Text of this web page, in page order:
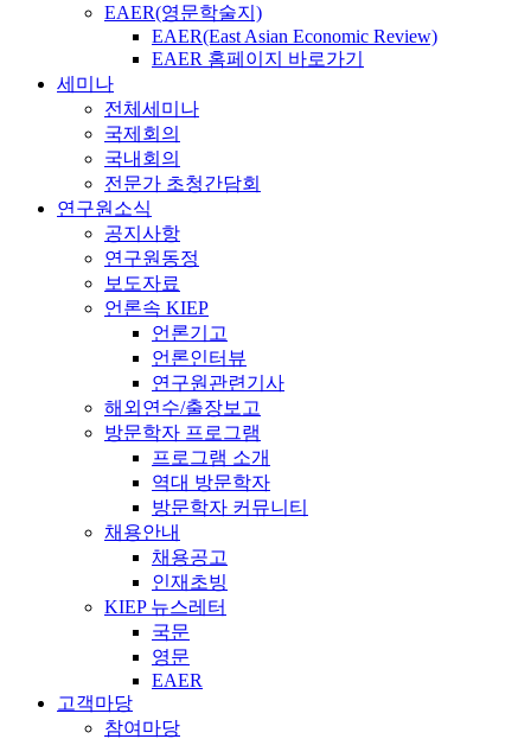
EAER(영문학술지)
EAER(East Asian Economic Review)
EAER 홈페이지 바로가기
세미나
전체세미나
국제회의
국내회의
전문가 초청간담회
연구원소식
공지사항
연구원동정
보도자료
언론속 KIEP
언론기고
언론인터뷰
연구원관련기사
해외연수/출장보고
방문학자 프로그램
프로그램 소개
역대 방문학자
방문학자 커뮤니티
채용안내
채용공고
인재초빙
KIEP 뉴스레터
국문
영문
EAER
고객마당
참여마당